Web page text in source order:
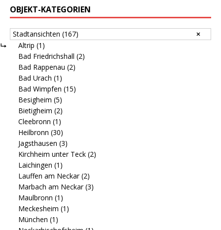
OBJEKT-KATEGORIEN
Stadtansichten (167)
Altrip (1)
Bad Friedrichshall (2)
Bad Rappenau (2)
Bad Urach (1)
Bad Wimpfen (15)
Besigheim (5)
Bietigheim (2)
Cleebronn (1)
Heilbronn (30)
Jagsthausen (3)
Kirchheim unter Teck (2)
Laichingen (1)
Lauffen am Neckar(2)
Marbach am Neckar(3)
Maulbronn (1)
Meckesheim (1)
München (1)